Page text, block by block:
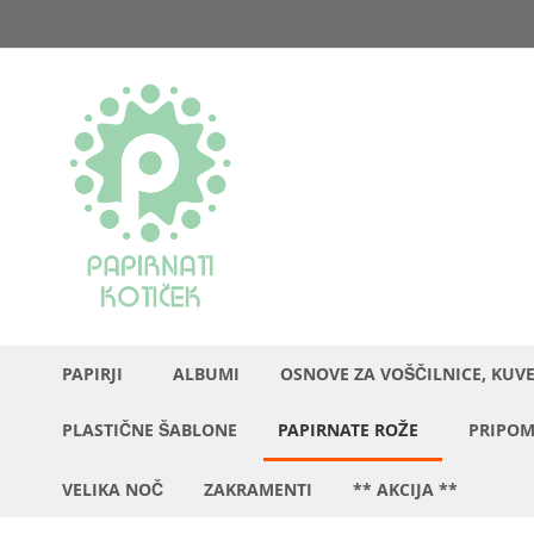
na
PAPIRJI ALBUMI OSNOVE ZA VOŠČILNICE,
PLASTIČNE ŠABLONE PAPIRNATE ROŽE
VELIKA NOČ ZAKRAMENTI ** AKCIJA **